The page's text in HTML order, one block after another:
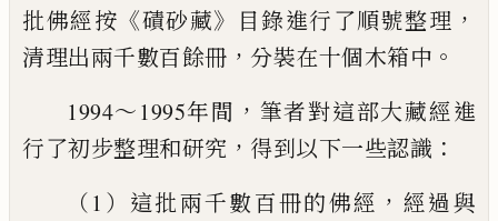
批佛經按 《磧砂藏》 目錄進行了順號整理 ，
清理出兩千數百餘冊 ， 分裝在十個木箱中 。
1994～1995年間 ， 筆者對這部大藏經進
行了初步整理和研究 ， 得到以下一些認識 ：
（1）這批兩千數百冊的佛經 ， 經過與